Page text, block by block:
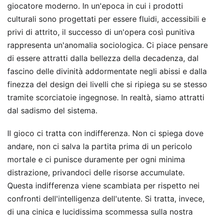
giocatore moderno. In un'epoca in cui i prodotti
culturali sono progettati per essere fluidi, accessibili e
privi di attrito, il successo di un'opera così punitiva
rappresenta un'anomalia sociologica. Ci piace pensare
di essere attratti dalla bellezza della decadenza, dal
fascino delle divinità addormentate negli abissi e dalla
finezza del design dei livelli che si ripiega su se stesso
tramite scorciatoie ingegnose. In realtà, siamo attratti
dal sadismo del sistema.
Il gioco ci tratta con indifferenza. Non ci spiega dove
andare, non ci salva la partita prima di un pericolo
mortale e ci punisce duramente per ogni minima
distrazione, privandoci delle risorse accumulate.
Questa indifferenza viene scambiata per rispetto nei
confronti dell'intelligenza dell'utente. Si tratta, invece,
di una cinica e lucidissima scommessa sulla nostra